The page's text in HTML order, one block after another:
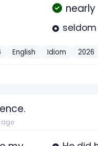
nearly
seldom
English Idiom 2026
ago